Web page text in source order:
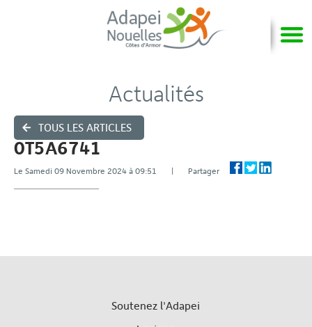
TOUS LES ARTICLES
Actualités
0T5A6741
Le Samedi 09 Novembre 2024 à 09:51 | Partager
Soutenez l'Adapei